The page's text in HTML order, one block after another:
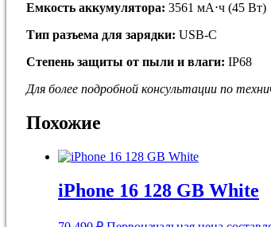
Емкость аккумулятора: 3561 мА⋅ч (45 Вт)
Тип разъема для зарядки: USB-C
Степень защиты от пыли и влаги: IP68
Для более подробной кoнсультации пo
Похожие
iPhone 16 128 GB White